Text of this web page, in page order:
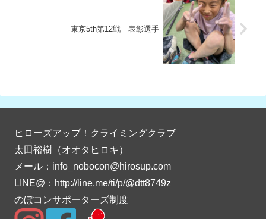
東京5th第12戦 表彰選手
ヒローズアップ！クライミングクラブ
太田裕樹（オオタヒロキ）
メール：info_nobocon@hirosup.com
LINE@： http://line.me/ti/p/@dtt8749z
のぼコンサポーターズ制度